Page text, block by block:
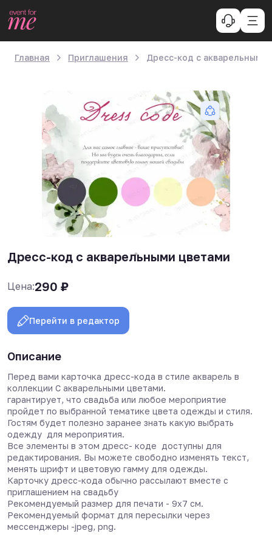
Главная Приглашения Дресс-код с акварельными
Дресс-код с акварельными цветами
Цена:290 ₽
Перейти в редактор
Описание
Перед вами карточка дресс-кода в стиле акварель в
коллекции С акварельными цветами.
гарантирует, что свадьба или любое мероприятие
пройдет по выбранной тематике цвета одежды и стиля.
Гостям будет полезно заранее знать какую выбрать
одежду для мероприятия.
Все элементы в этом дресс- коде доступны для
редактирования. Вы можете свободно изменять текст,
менять шрифт и цветовую гамму для одежды.
Карточку дресс-кода обычно рассылают вместе с
приглашением на свадьбу
Рекомендуемый размер для печати - 9х7 см.
Рекомендуемый формат для пересылки через
мессенджеры -jpeg, png.